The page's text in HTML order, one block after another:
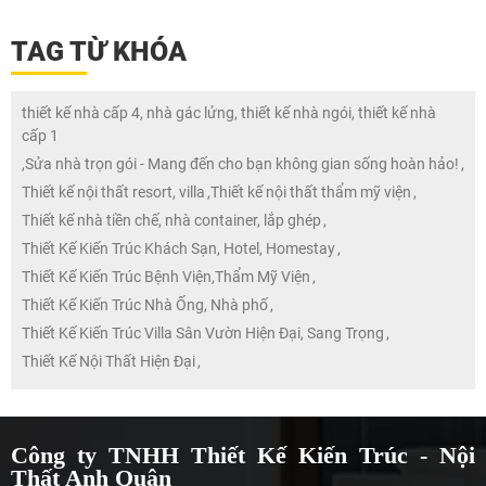
TAG TỪ KHÓA
thiết kế nhà cấp 4, nhà gác lửng, thiết kế nhà ngói, thiết kế nhà
cấp 1
,Sửa nhà trọn gói - Mang đến cho bạn không gian sống hoàn hảo! ,
Thiết kế nội thất resort, villa ,Thiết kế nội thất thẩm mỹ viện ,
Thiết kế nhà tiền chế, nhà container, lắp ghép ,
Thiết Kế Kiến Trúc Khách Sạn, Hotel, Homestay,
Thiết Kế Kiến Trúc Bệnh Viện,Thẩm Mỹ Viện ,
Thiết Kế Kiến Trúc Nhà Ống, Nhà phố,
Thiết Kế Kiến Trúc Villa Sân Vườn Hiện Đại, Sang Trọng ,
Thiết Kế Nội Thất Hiện Đại,
Công ty TNHH Thiết Kế Kiến Trúc - Nội
Thất Anh Quân